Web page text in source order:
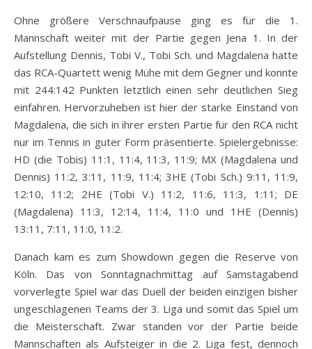
Ohne größere Verschnaufpause ging es für die 1.
Mannschaft weiter mit der Partie gegen Jena 1. In der
Aufstellung Dennis, Tobi V., Tobi Sch. und Magdalena hatte
das RCA-Quartett wenig Mühe mit dem Gegner und konnte
mit 244:142 Punkten letztlich einen sehr deutlichen Sieg
einfahren. Hervorzuheben ist hier der starke Einstand von
Magdalena, die sich in ihrer ersten Partie für den RCA nicht
nur im Tennis in guter Form präsentierte. Spielergebnisse:
HD (die Tobis) 11:1, 11:4, 11:3, 11:9; MX (Magdalena und
Dennis) 11:2, 3:11, 11:9, 11:4; 3HE (Tobi Sch.) 9:11, 11:9,
12:10, 11:2; 2HE (Tobi V.) 11:2, 11:6, 11:3, 1:11; DE
(Magdalena) 11:3, 12:14, 11:4, 11:0 und 1HE (Dennis)
13:11, 7:11, 11:0, 11:2.
Danach kam es zum Showdown gegen die Reserve von
Köln. Das von Sonntagnachmittag auf Samstagabend
vorverlegte Spiel war das Duell der beiden einzigen bisher
ungeschlagenen Teams der 3. Liga und somit das Spiel um
die Meisterschaft. Zwar standen vor der Partie beide
Mannschaften als Aufsteiger in die 2. Liga fest, dennoch